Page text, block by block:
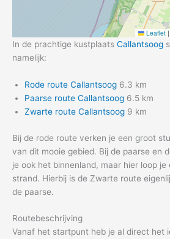
Leaflet |
In de prachtige kustplaats Callantsoog
namelijk:
Rode route Callantsoog 6.3 km
Paarse route Callantsoog 6.5 km
Zwarte route Callantsoog 9 km
Bij de rode route verken je een groot
van dit mooie gebied. Bij de paarse en
je ook het binnenland, maar hier loop
strand. Hierbij is de Zwarte route
de paarse.
Routebeschrijving
Vanaf het startpunt heb je al direct het